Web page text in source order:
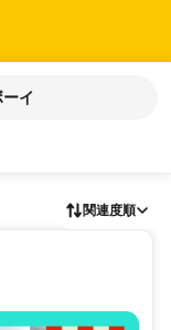
イ
関連度順